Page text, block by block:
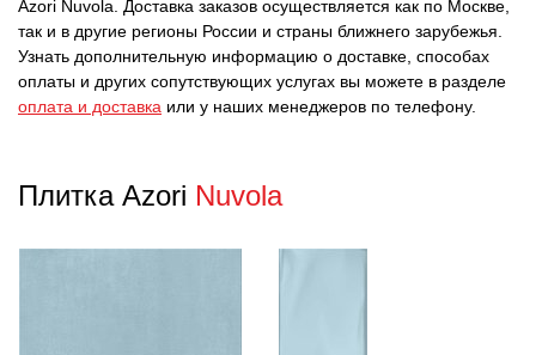
Azori Nuvola. Доставка заказов осуществляется как по Москве,
так и в другие регионы России и страны ближнего зарубежья.
Узнать дополнительную информацию о доставке, способах
оплаты и других сопутствующих услугах вы можете в разделе
оплата и доставка или у наших менеджеров по телефону.
Плитка Azori Nuvola